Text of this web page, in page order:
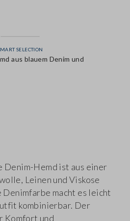
SELECTION
aus blauem Denim und
Denim-Hemd ist aus einer
Leinen und Viskose
macht es leicht
kombinierbar. Der
Komfort und